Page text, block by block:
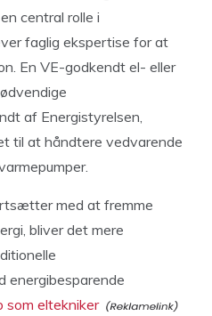
central rolle i
faglig ekspertise for at
En VE-godkendt el- eller
af Energistyrelsen,
til at håndtere vedvarende
med at fremme
bliver det mere
energibesparende
som eltekniker